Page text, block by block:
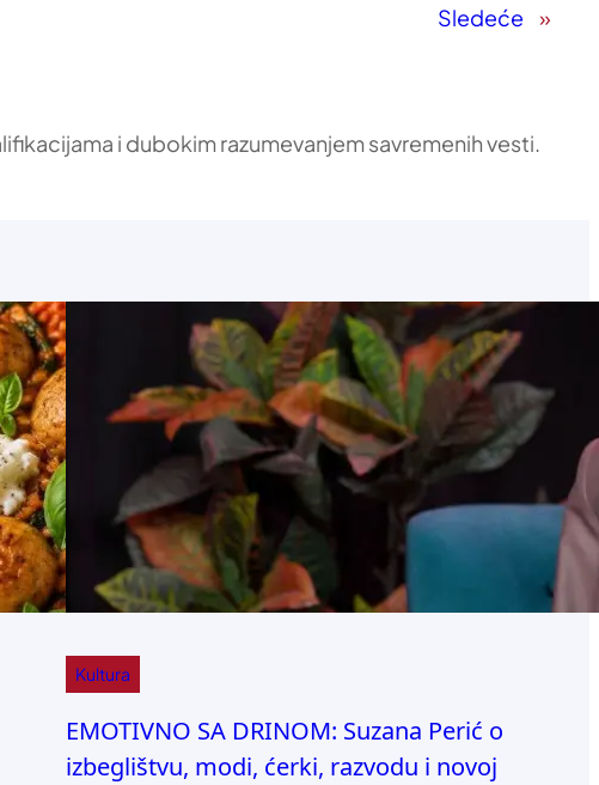
Sledeće »
i dubokim razumevanjem savremenih vesti.
Kultura
EMOTIVNO SA DRINOM: Suzana Perić o
izbeglištvu, modi, ćerki, razvodu i novoj